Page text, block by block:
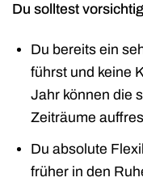
Du solltest
Du bereits ein
führst und keine
Jahr können die
Zeiträume
Du absolute
früher in den